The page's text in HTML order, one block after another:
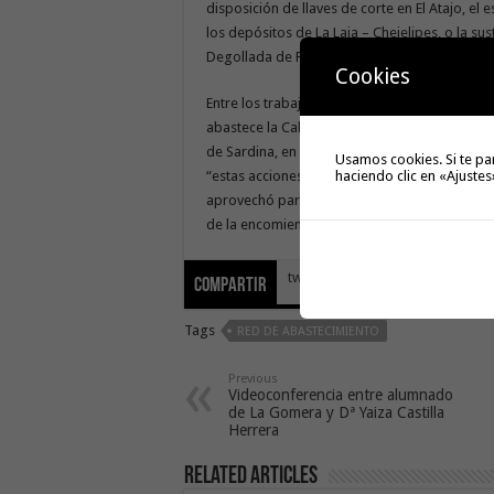
disposición de llaves de corte en El Atajo, el
los depósitos de La Laja – Chejelipes, o la
Degollada de Peraza y Las Toscas.
Entre los trabajos planteados para continuar
abastece la Calle Simón Bolívar en La
de Sardina, en la zona de Tecina.Por su
“estas acciones son indispensables para
aprovechó para agradecer la excelente
de la encomienda como las formadas por
Compartir tweet
Tags RED DE ABASTECIMIENTO
Previous
Videoconferencia entre alumnado
de La Gomera y Dª Yaiza Castilla
Herrera
Related Articles
Cookies
Usamos cookies. Si te
haciendo clic en